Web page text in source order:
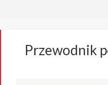
Przewodnik